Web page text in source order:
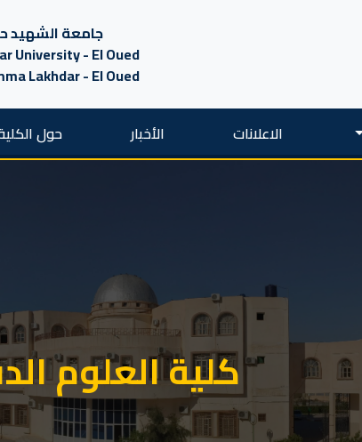
جامعة الشهيد
University - El Oued
Lakhdar - El Oued
الاعلانات الأخبار حول
كلية العلوم